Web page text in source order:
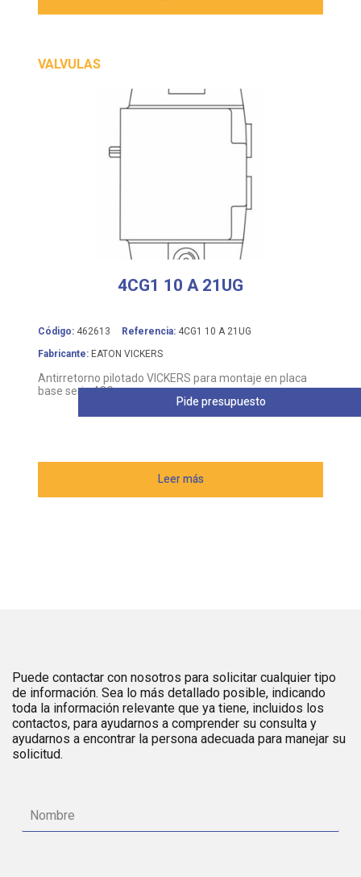
VALVULAS
4CG1 10 A 21UG
Código: 462613 Referencia: 4CG1 10 A 21UG
Fabricante: EATON VICKERS
Antirretorno pilotado VICKERS para montaje en placa
base serie 4CG
Leer más
Pide presupuesto
Puede contactar con nosotros para solicitar cualquier tipo
de información. Sea lo más detallado posible, indicando
toda la información relevante que ya tiene, incluidos los
contactos, para ayudarnos a comprender su consulta y
ayudarnos a encontrar la persona adecuada para manejar su
solicitud.